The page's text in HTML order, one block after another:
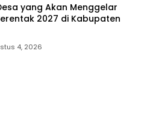
yang Akan Menggelar
2027 di Kabupaten
4, 2026